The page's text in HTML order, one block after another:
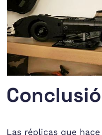
Las réplicas que